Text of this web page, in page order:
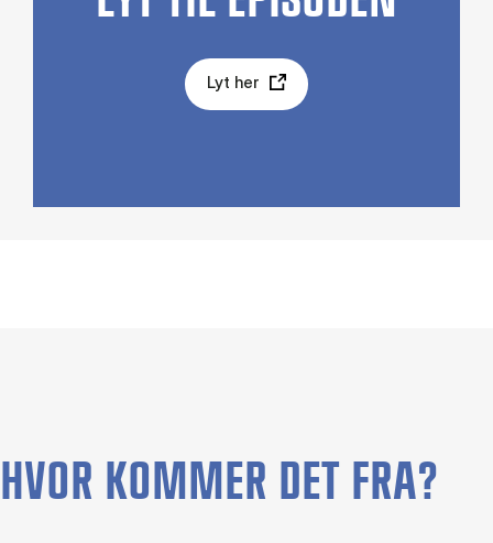
Lyt her
HVOR KOMMER DET FRA?